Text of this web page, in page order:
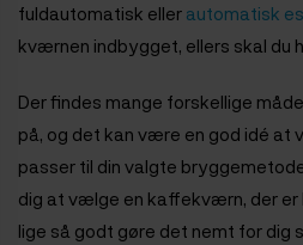
fuldautomatisk eller automatisk
kværnen indbygget, ellers skal du
Der findes mange forskellige
på, og det kan være en god idé
passer til din valgte
dig at vælge en kaffekværn, der er
lige så godt gøre det nemt for dig